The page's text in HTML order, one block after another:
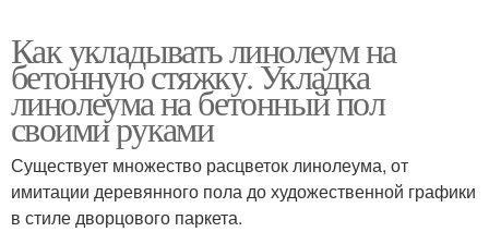
Как укладывать линолеум на
бетонную стяжку. Укладка
линолеума на бетонный пол
своими руками
Существует множество расцветок линолеума, от
имитации деревянного пола до художественной графики
в стиле дворцового паркета.